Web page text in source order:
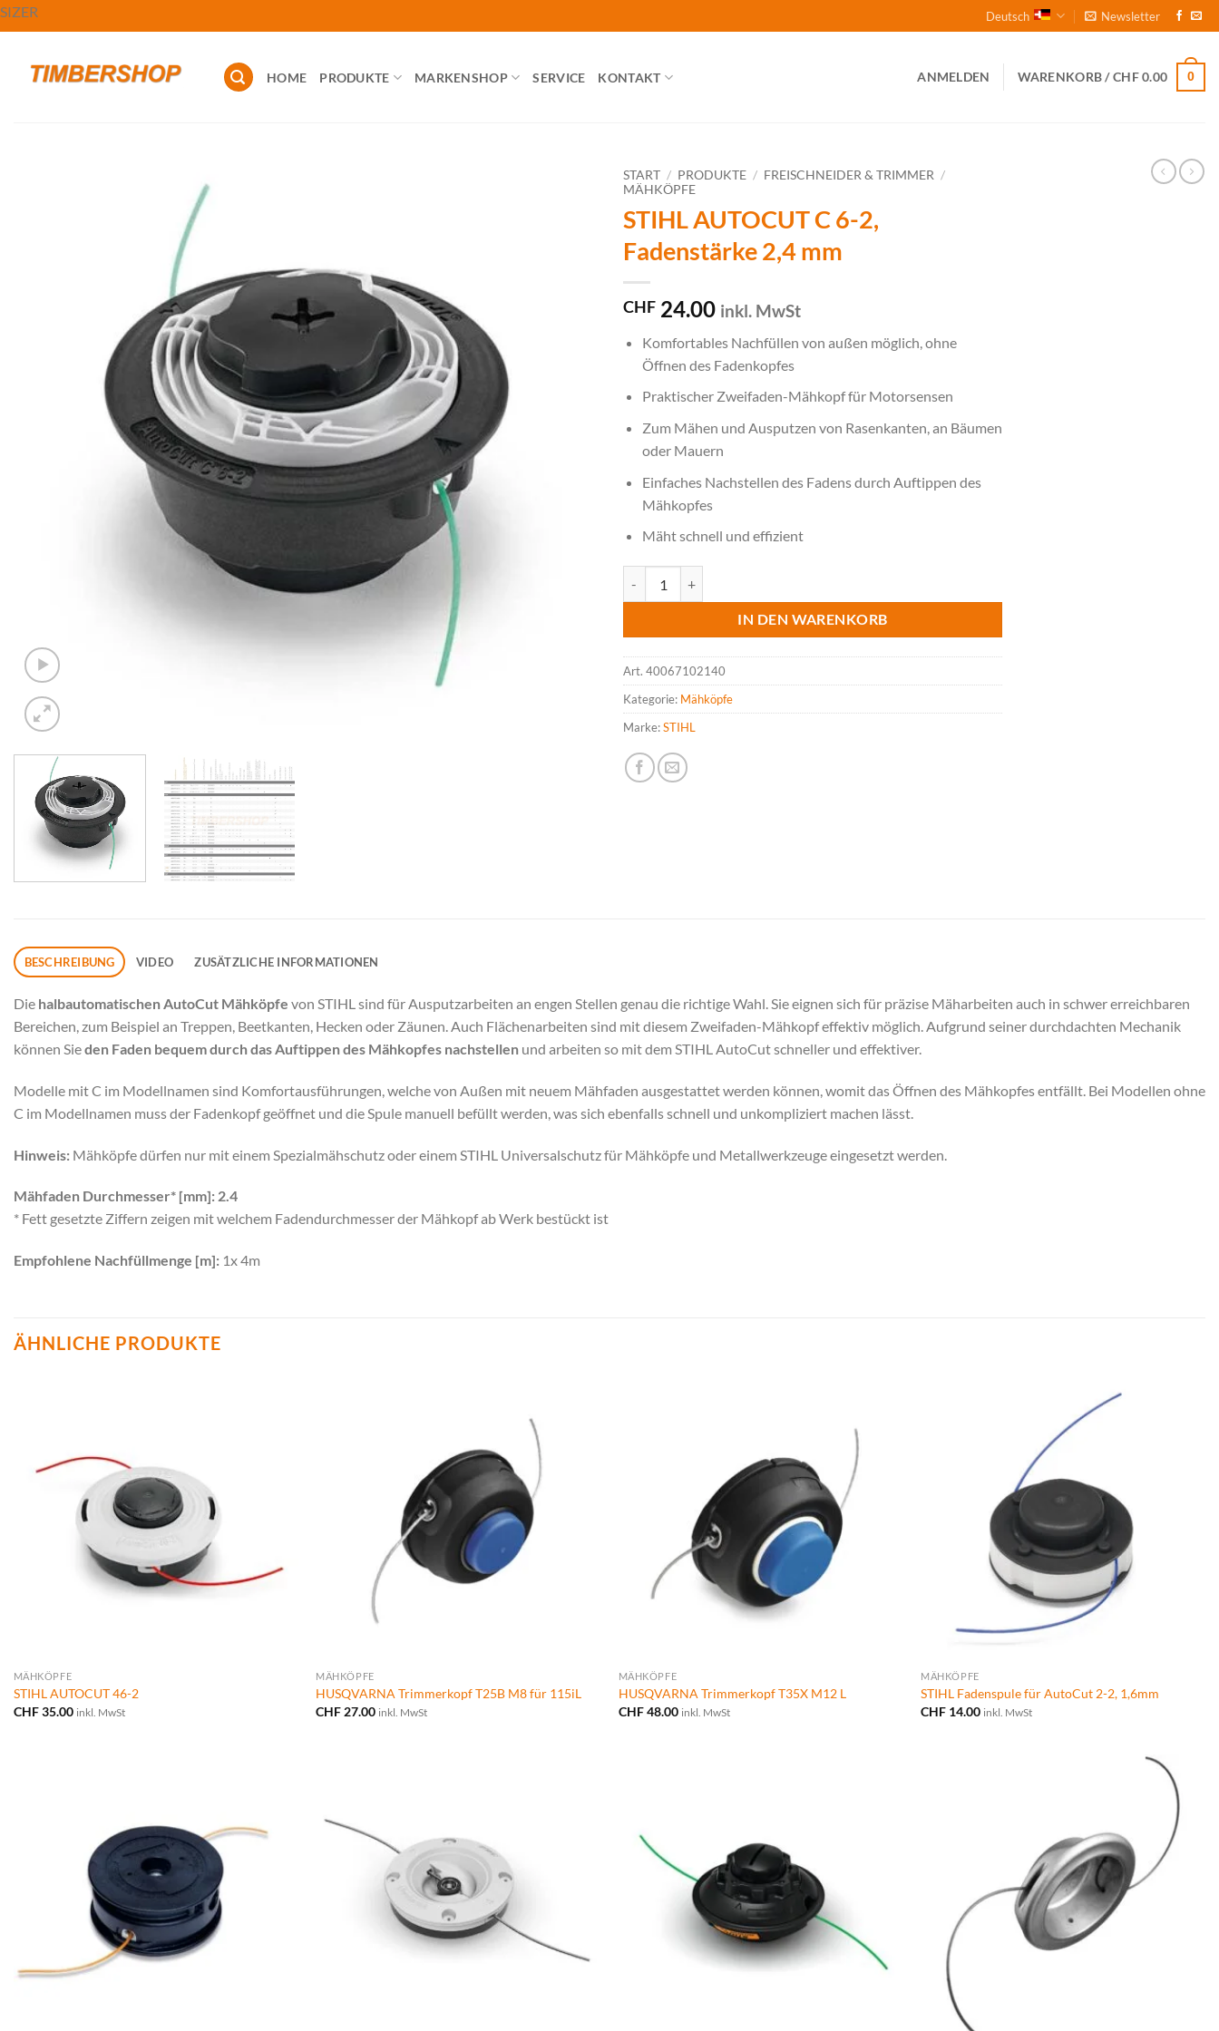
Zum
Inhalt
Deutsch Newsletter
HOME PRODUKTE MARKENSHOP SERVICE KONTAKT ANMELDEN WARENKORB /CHF0.00 0
START / PRODUKTE / FREISCHNEIDER & TRIMMER /
MÄHKÖPFE
STIHL AUTOCUT C 6-2,
Fadenstärke 2,4 mm
CHF 24.00 inkl. MwSt
Komfortables Nachfüllen von außen möglich, ohne
Öffnen des Fadenkopfes
Praktischer Zweifaden-Mähkopf für Motorsensen
Zum Mähen und Ausputzen von Rasenkanten, an Bäumen
oder Mauern
Einfaches Nachstellen des Fadens durch Auftippen des
Mähkopfes
Mäht schnell und effizient
IN DEN WARENKORB
Art. 40067102140
Kategorie: Mähköpfe
Marke:STIHL
BESCHREIBUNG VIDEO ZUSÄTZLICHE INFORMATIONEN
Die halbautomatischen AutoCut Mähköpfe von STIHL sind für Ausputzarbeiten an engen Stellen genau die richtige Wahl. Sie eignen sich für präzise Mäharbeiten auch in schwer erreichbaren
Bereichen, zum Beispiel an Treppen, Beetkanten, Hecken oder Zäunen. Auch Flächenarbeiten sind mit diesem Zweifaden-Mähkopf effektiv möglich. Aufgrund seiner durchdachten Mechanik
können Sieden Faden bequem durch das Auftippen des Mähkopfes nachstellen und arbeiten so mit dem STIHL AutoCut schneller und effektiver.
Modelle mit C im Modellnamen sind Komfortausführungen, welche von Außen mit neuem Mähfaden ausgestattet werden können, womit das Öffnen des Mähkopfes entfällt. Bei Modellen ohne
C im Modellnamen muss der Fadenkopf geöffnet und die Spule manuell befüllt werden, was sich ebenfalls schnell und unkompliziert machen lässt.
Hinweis: Mähköpfe dürfen nur mit einem Spezialmähschutz oder einem STIHL Universalschutz für Mähköpfe und Metallwerkzeuge eingesetzt werden.
Mähfaden Durchmesser* [mm]: 2.4
* Fett gesetzte Ziffern zeigen mit welchem Fadendurchmesser der Mähkopf ab Werk bestückt ist
Empfohlene Nachfüllmenge [m]: 1x 4m
ÄHNLICHE PRODUKTE
MÄHKÖPFE
STIHL AUTOCUT 46-2
CHF35.00 inkl. MwSt
MÄHKÖPFE
HUSQVARNA Trimmerkopf T25B M8 für 115iL
CHF 27.00 inkl. MwSt
MÄHKÖPFE
HUSQVARNA Trimmerkopf T35X M12 L
CHF48.00 inkl. MwSt
MÄHKÖPFE
STIHL Fadenspule für AutoCut 2-2, 1,6mm
CHF 14.00 inkl. MwSt
SIZER